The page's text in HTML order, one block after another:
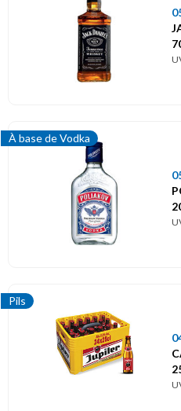
À base de Vodka
Pils